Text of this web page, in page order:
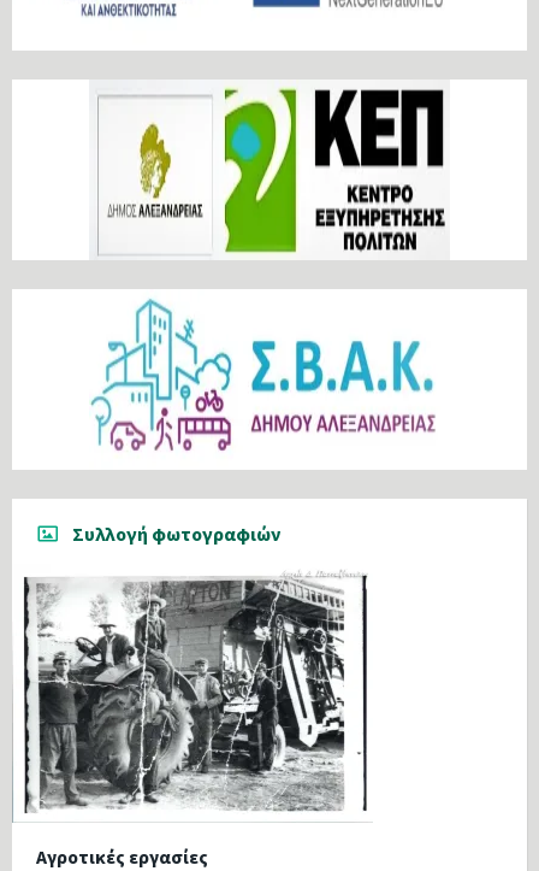
Συλλογή φωτογραφιών
Αγροτικές εργασίες